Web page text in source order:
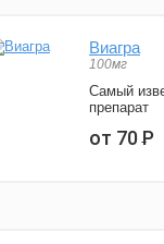
Виагра
100мг
Самый
препарат
от 70Р